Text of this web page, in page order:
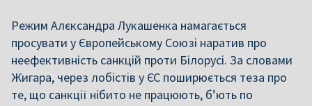
Режим Алєксандра Лукашенка намагається
просувати у Європейському Союзі наратив про
неефективність санкцій проти Білорусі. За словами
Жигара, через лобістів у ЄС поширюється теза про
те, що санкції нібито не працюють, б’ють по